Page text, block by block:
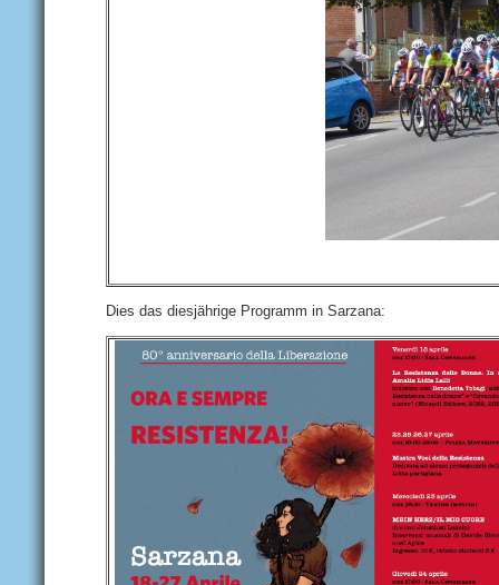
Dies das diesjährige Programm in Sarzana: